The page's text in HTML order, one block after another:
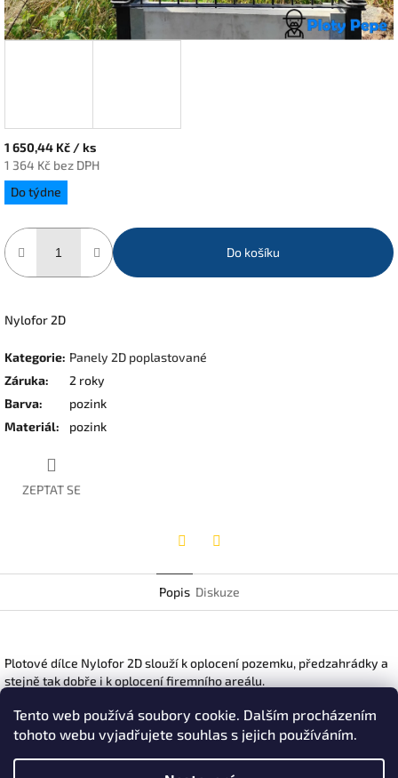
Tento web používá soubory cookie. Dalším procházením
tohoto webu vyjadřujete souhlas s jejich používáním.
1 650,44 Kč / ks
1 364 Kč bez DPH
Měrná
cena:
Do týdne
Do košíku
Nylofor 2D
Kategorie: Panely 2D poplastované
Záruka:
2 roky
Barva:
pozink
Materiál: pozink
ZEPTAT SE
Popis Diskuze
Plotové dílce Nylofor 2D slouží k oplocení pozemku, předzahrádky a
stejně tak dobře i k oplocení firemního areálu.
Rozměr oka: 50 x 200mm
Průměr drátu: svislé 5mm, vodorovné 2 x 6mm